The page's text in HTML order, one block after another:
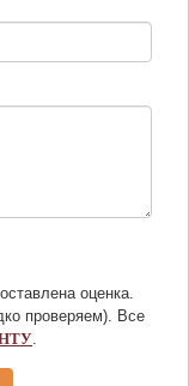
оценка.
проверяем). Все
.